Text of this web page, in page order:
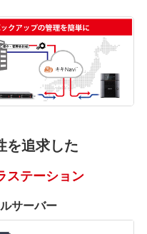
を追求した
ステーション
サーバー